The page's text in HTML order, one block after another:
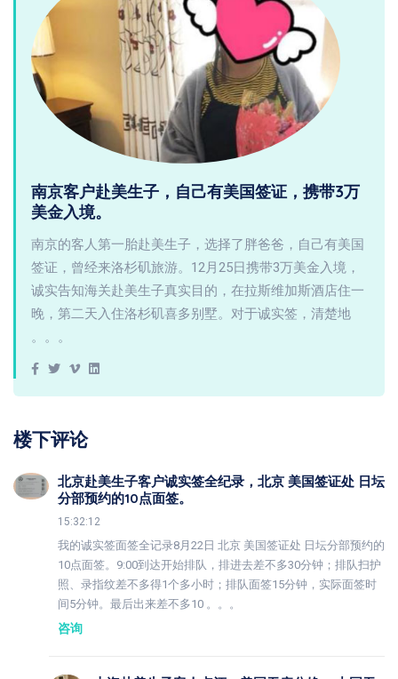
南京客户赴美生子，自己有美国签证，携带3万
美金入境。
南京的客人第一胎赴美生子，选择了胖爸爸，自己有美国
签证，曾经来洛杉矶旅游。12月25日携带3万美金入境，
诚实告知海关赴美生子真实目的，在拉斯维加斯酒店住一
晚，第二天入住洛杉矶喜多别墅。对于诚实签，清楚地
。。。
楼下评论
北京赴美生子客户诚实签全纪录，北京 美国签证处 日坛
分部预约的10点面签。
15:32:12
我的诚实签面签全记录8月22日 北京 美国签证处 日坛分部预约的
10点面签。9:00到达开始排队，排进去差不多30分钟；排队扫护
照、录指纹差不多得1个多小时；排队面签15分钟，实际面签时
间5分钟。最后出来差不多10 。。。
咨询